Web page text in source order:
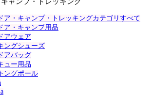
ャンプ・トレッキング
ア・キャンプ・トレッキングカテゴリすべて
ア・キャンプ用品
アウェア
ングシューズ
アバッグ
ュー用品
ングポール